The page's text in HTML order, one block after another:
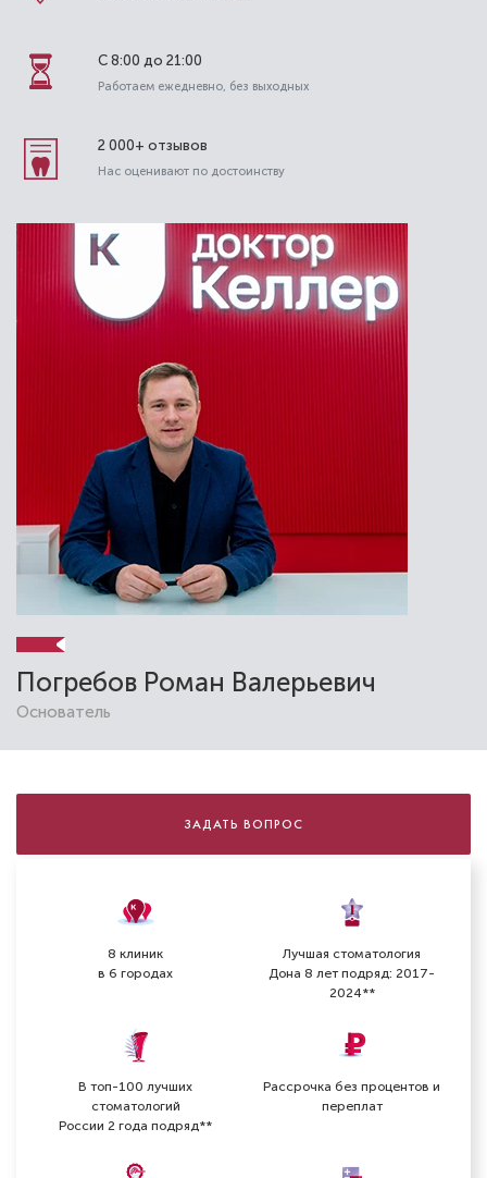
С 8:00 до 21:00
Работаем ежедневно, без выходных
2 000+ отзывов
Нас оценивают по достоинству
Погребов Роман Валерьевич
Основатель
ЗАДАТЬ ВОПРОС
8 клиник
в 6 городах
Лучшая стоматология
Дона 8 лет подряд: 2017-
2024**
В топ-100 лучших
стоматологий
России 2 года подряд**
Рассрочка без процентов и
переплат